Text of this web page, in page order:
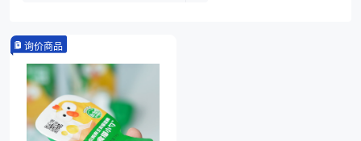
询价商品